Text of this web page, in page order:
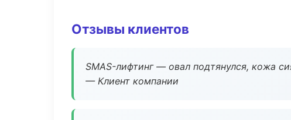
Отзывы клиентов
SMAS-лифтинг — овал подтянулся, кожа
— Клиент компании